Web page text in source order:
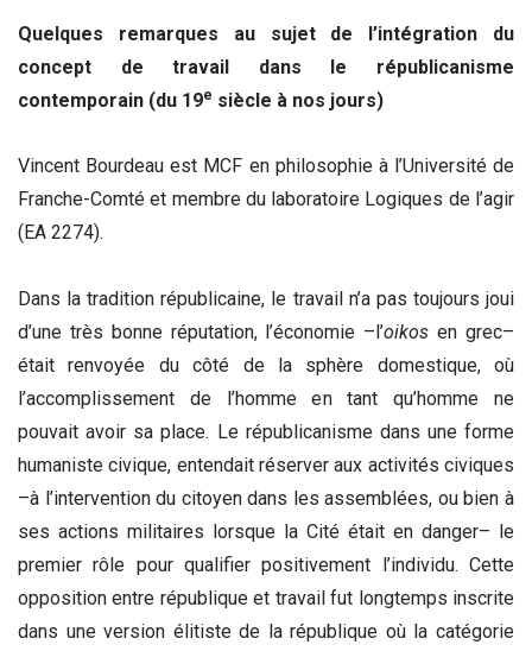
Quelques remarques au sujet de l’intégration du
concept de travail dans le républicanisme
contemporain (du 19e siècle à nos jours)
Vincent Bourdeau est MCF en philosophie à l’Université de
Franche-Comté et membre du laboratoire Logiques de l’agir
(EA 2274).
Dans la tradition républicaine, le travail n’a pas toujours joui
d’une très bonne réputation, l’économie –l’oikosen grec–
était renvoyée du côté de la sphère domestique, où
l’accomplissement de l’homme en tant qu’homme ne
pouvait avoir sa place. Le républicanisme dans une forme
humaniste civique, entendait réserver aux activités civiques
–à l’intervention du citoyen dans les assemblées, ou bien à
ses actions militaires lorsque la Cité était en danger– le
premier rôle pour qualifier positivement l’individu. Cette
opposition entre république et travail fut longtemps inscrite
dans une version élitiste de la république où la catégorie